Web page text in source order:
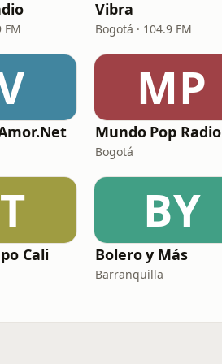
FM
Vibra
Bogotá · 104.9 FM
MP
Mundo Pop Radio
Bogotá
Cali
BY
Bolero y Más
Barranquilla